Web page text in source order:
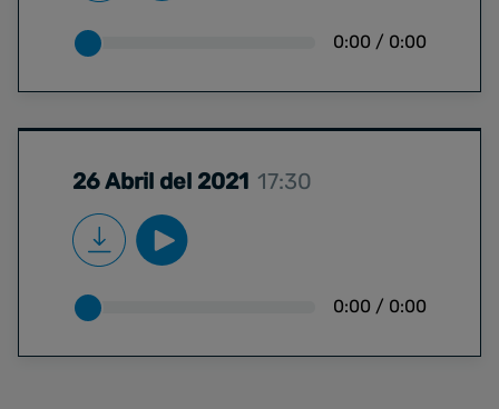
0:00 / 0:00
26 Abril del 2021 17:30
0:00 / 0:00